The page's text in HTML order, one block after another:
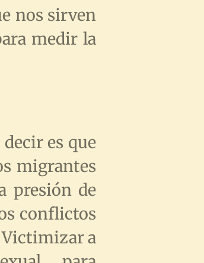
nos sirven
medir la
es que
migrantes
presión de
conflictos
Victimizar a